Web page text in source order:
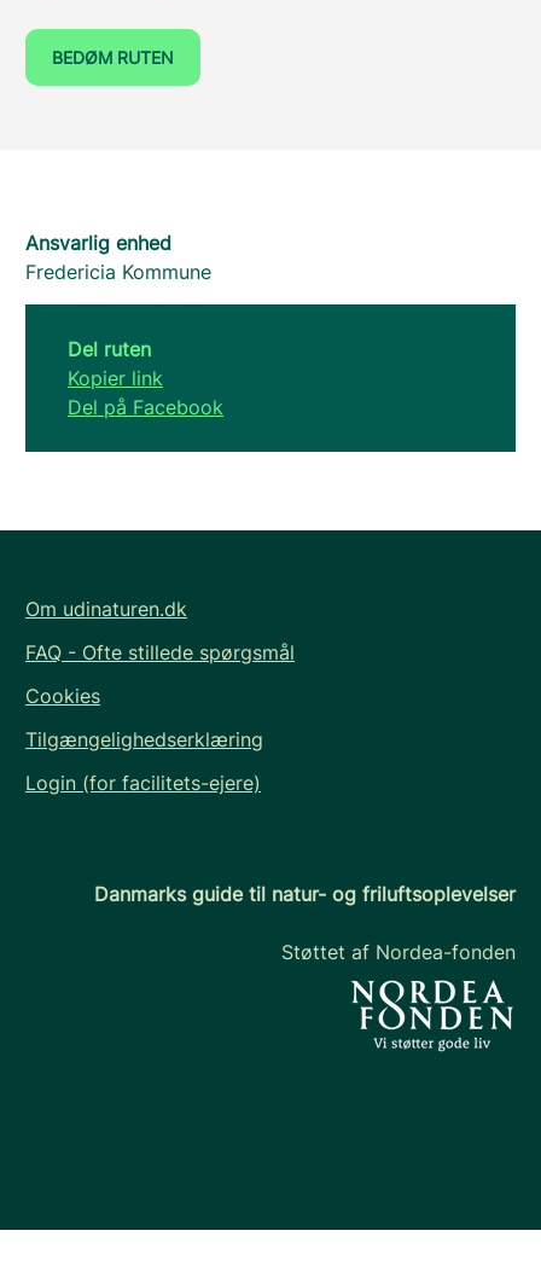
BEDØM RUTEN
Ansvarlig enhed
Fredericia Kommune
Del ruten
Kopier link
Del på Facebook
Om udinaturen.dk
FAQ - Ofte stillede spørgsmål
Cookies
Tilgængelighedserklæring
Login (for facilitets-ejere)
Danmarks guide til natur- og friluftsoplevelser
Støttet af Nordea-fonden